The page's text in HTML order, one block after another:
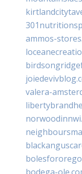
ammos-
valera-